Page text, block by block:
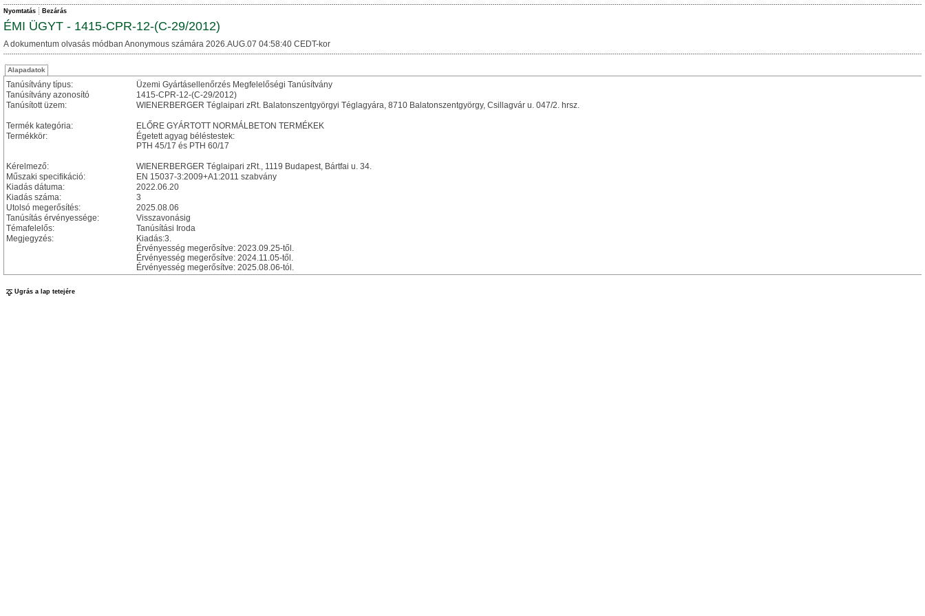
Nyomtatás Bezárás
ÉMI ÜGYT - 1415-CPR-12-(C-29/2012)
A dokumentum olvasás módban Anonymous számára 2026.AUG.07 04:58:40 CEDT-kor
Alapadatok
Tanúsítvány típus:
Üzemi Gyártásellenőrzés Megfelelőségi Tanúsítvány
Tanúsítvány azonosító
1415-CPR-12-(C-29/2012)
Tanúsított üzem:
WIENERBERGER Téglaipari zRt. Balatonszentgyörgyi Téglagyára, 8710 Balatonszentgyörgy, Csillagvár u. 047/2. hrsz.
Termék kategória:
ELŐRE GYÁRTOTT NORMÁLBETON TERMÉKEK
Termékkör:
Égetett agyag béléstestek:
PTH 45/17 és PTH 60/17
Kérelmező:
WIENERBERGER Téglaipari zRt., 1119 Budapest, Bártfai u. 34.
Műszaki specifikáció:
EN 15037-3:2009+A1:2011 szabvány
Kiadás dátuma:
2022.06.20
Kiadás száma:
3
Utolsó megerősítés:
2025.08.06
Tanúsítás érvényessége:
Visszavonásig
Témafelelős:
Tanúsítási Iroda
Megjegyzés:
Kiadás:3.
Érvényesség megerősítve: 2023.09.25-től.
Érvényesség megerősítve: 2024.11.05-től.
Érvényesség megerősítve: 2025.08.06-tól.
Ugrás a lap tetejére